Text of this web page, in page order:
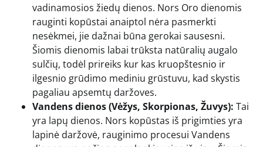
vadinamosios žiedų dienos. Nors Oro dienomis
rauginti kopūstai anaiptol nėra pasmerkti
nesėkmei, jie dažnai būna gerokai sausesni.
Šiomis dienomis labai trūksta natūralių augalo
sulčių, todėl prireiks kur kas kruopštesnio ir
ilgesnio grūdimo mediniu grūstuvu, kad skystis
pagaliau apsemtų daržoves.
Vandens dienos (Vėžys, Skorpionas, Žuvys): Tai
yra lapų dienos. Nors kopūstas iš prigimties yra
lapinė daržovė, rauginimo procesui Vandens